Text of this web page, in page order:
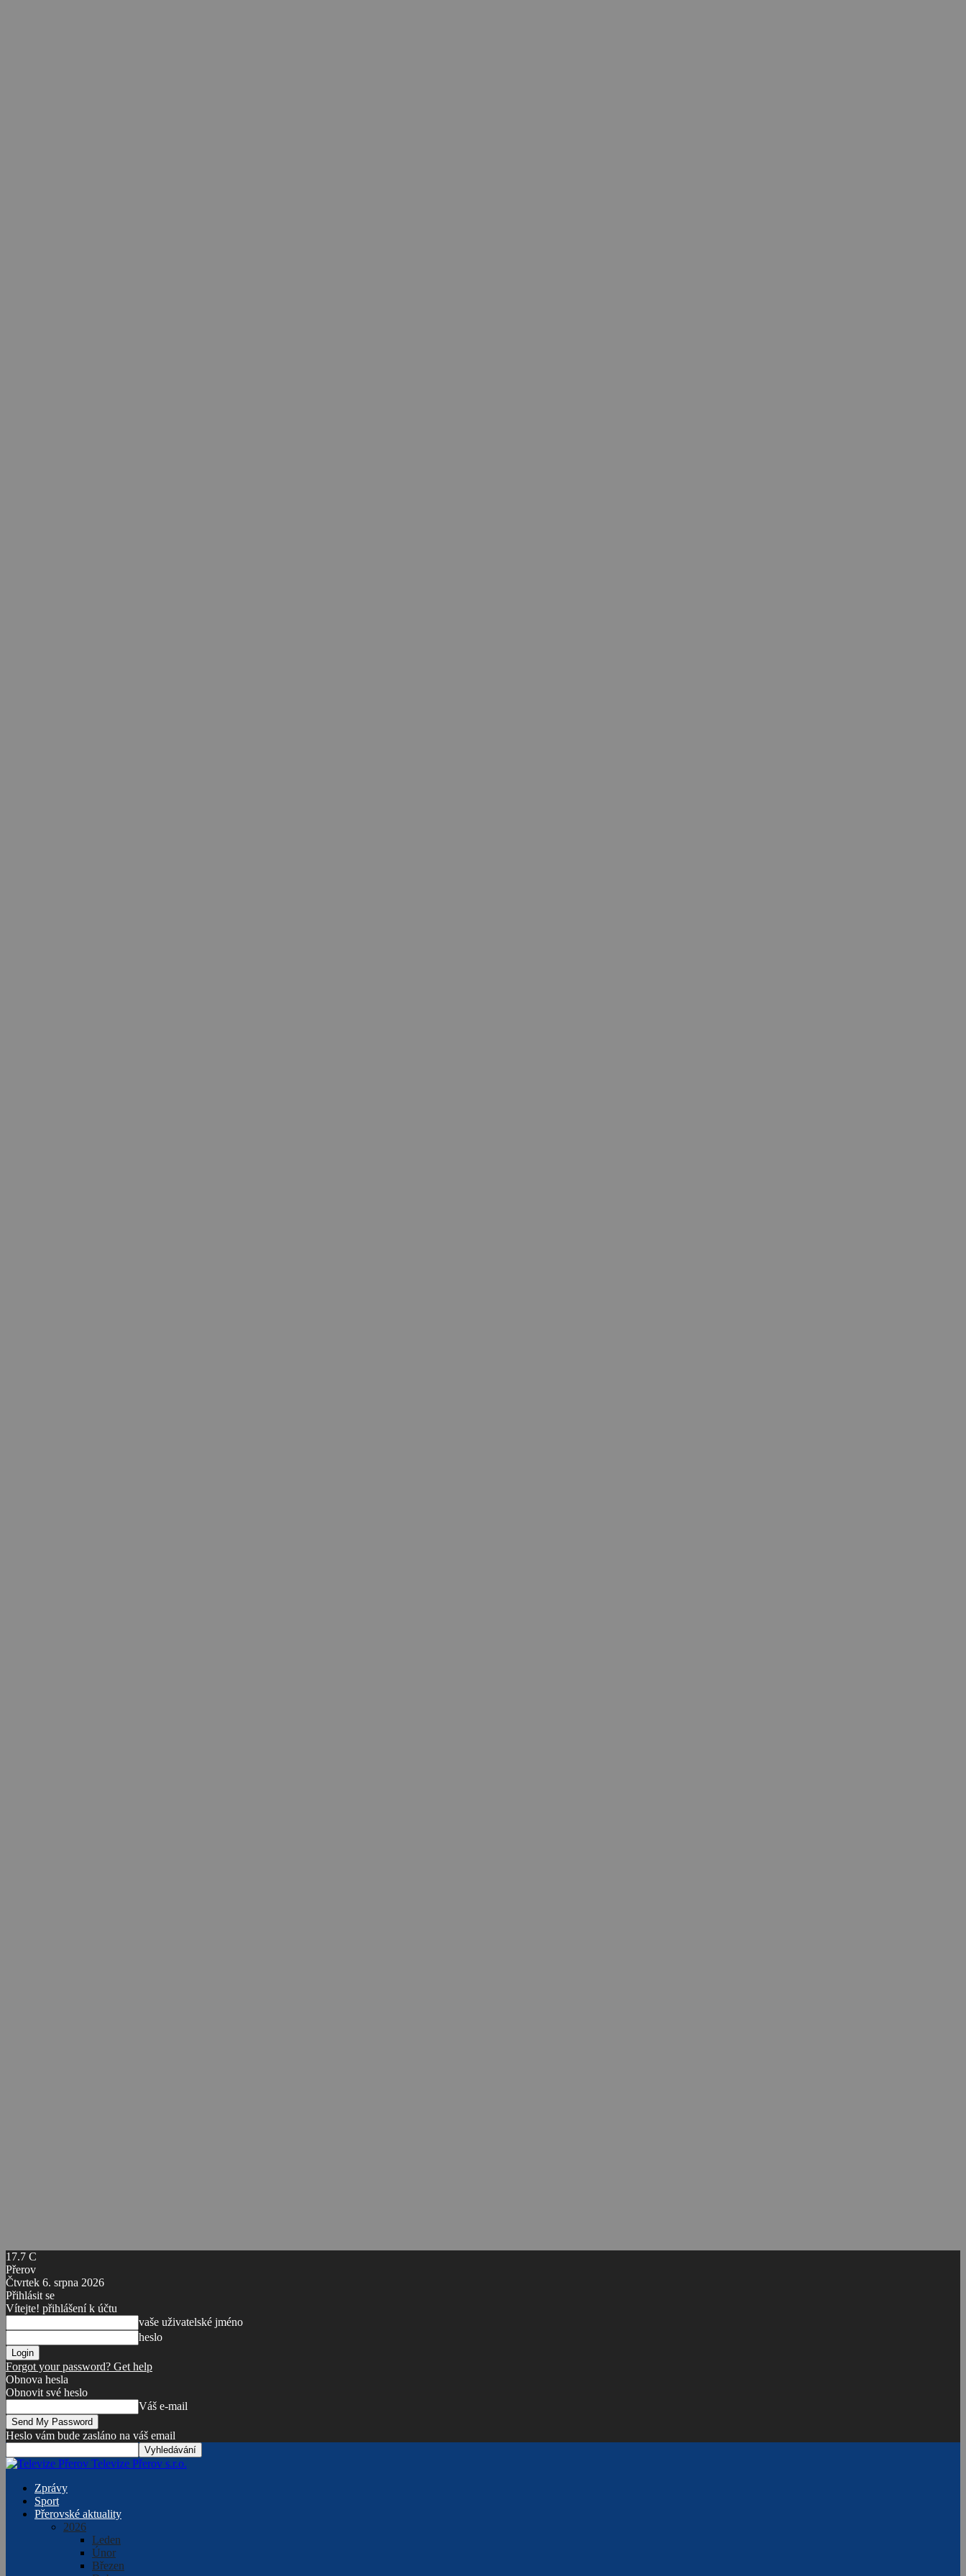
17.7 C
Přerov
Čtvrtek 6. srpna 2026
Přihlásit se
Vítejte! přihlášení k účtu
vaše uživatelské jméno
heslo
Forgot your password? Get help
Obnova hesla
Obnovit své heslo
Váš e-mail
Heslo vám bude zasláno na váš email
Televize Přerov s.r.o.
Zprávy
Sport
Přerovské aktuality
2026
Leden
Únor
Březen